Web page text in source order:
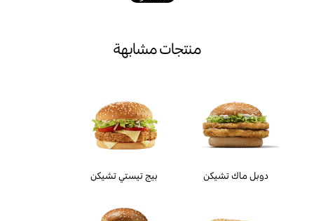
منتجات مشابهة
دوبل ماك تشيكن بيج تيستي تشيكن